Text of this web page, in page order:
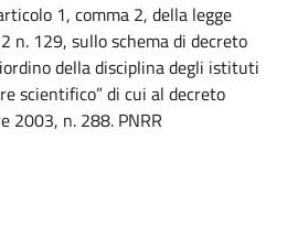
1, comma 2, della legge
n. 129, sullo schema di decreto
della disciplina degli istituti
scientifico” di cui al decreto
2003, n. 288. PNRR